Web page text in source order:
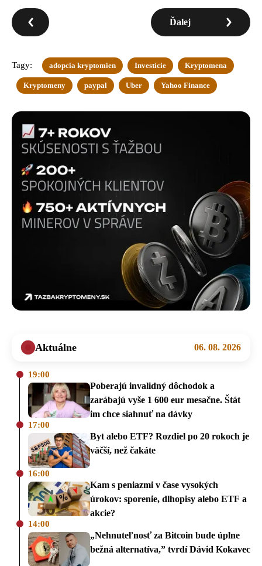
Ďalej
Tagy: adopcia kryptomien Investície Kryptomena
Kryptomeny paypal Uber Yahoo Finance
Aktuálne 06. 08. 2026
19:00
Poberajú invalidný dôchodok a
zarábajú vyše 1 600 eur mesačne. Štát
im chce siahnuť na dávky
17:00
Byt alebo ETF? Rozdiel po 20 rokoch je
väčší, než čakáte
16:00
Kam s peniazmi v čase vysokých
úrokov: sporenie, dlhopisy alebo ETF a
akcie?
14:00
„Nehnuteľnosť za Bitcoin bude úplne
bežná alternatíva,” tvrdí Dávid Kokavec